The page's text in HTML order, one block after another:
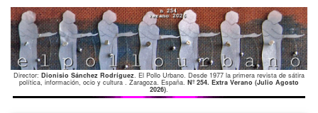
Director: Dionisio Sánchez Rodríguez. El Pollo Urbano. Desde 1977 la primera revista de sátira
política, información, ocio y cultura . Zaragoza. España. Nº 254. Extra Verano (Julio Agosto
2026).